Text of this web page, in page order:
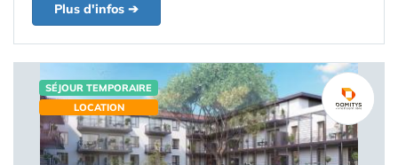
Plus d'infos ➔
SÉJOUR TEMPORAIRE
LOCATION